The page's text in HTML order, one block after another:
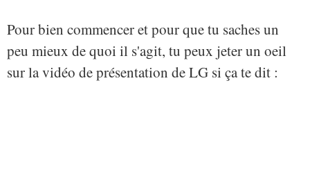
Pour bien commencer et pour que tu saches un
peu mieux de quoi il s'agit, tu peux jeter un oeil
sur la vidéo de présentation de LG si ça te dit :